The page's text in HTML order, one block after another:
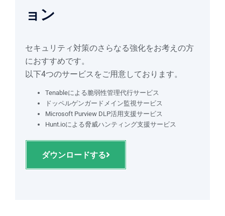
ョン
セキュリティ対策のさらなる強化をお考えの方
におすすめです。
以下4つのサービスをご用意しております。
Tenableによる脆弱性管理代行サービス
ドッペルゲンガードメイン監視サービス
Microsoft Purview DLP活用支援サービス
Hunt.ioによる脅威ハンティング支援サービス
ダウンロードする